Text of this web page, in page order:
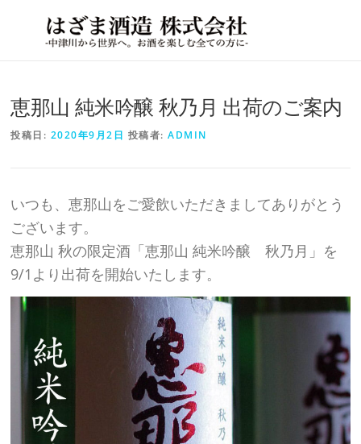
ツ
へ
ッ
恵那山 純米吟醸 秋乃月 出荷のご案内
投稿日: 2020年9月2日 投稿者:ADMIN
いつも、恵那山をご愛飲いただきましてありがとう
ございます。
恵那山 秋の限定酒「恵那山 純米吟醸 秋乃月」を
9/1より出荷を開始いたします。